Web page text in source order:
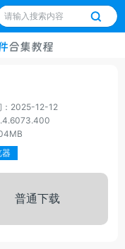
合集教程
：2025-12-12
器
普通下载